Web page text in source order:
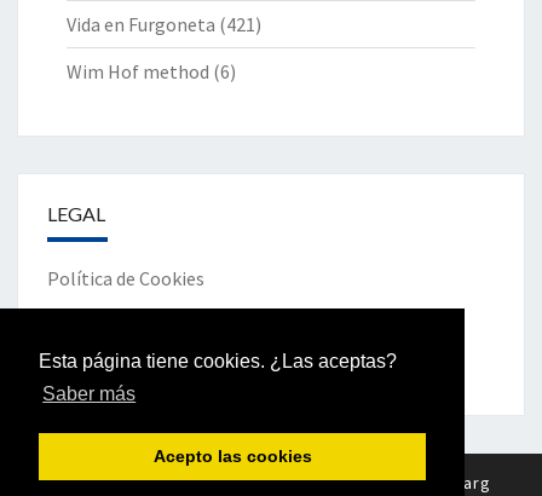
Esta página tiene cookies. ¿Las aceptas?
Saber más
Acepto las cookies
Vida en Furgoneta (421)
Wim Hof method (6)
LEGAL
Política de Cookies
© 2026|Funciona gracias aWordPress |Tema Nisarg